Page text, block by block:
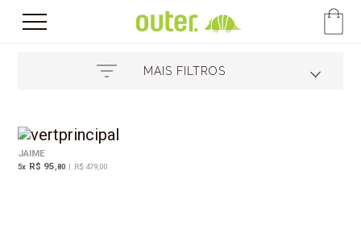
MAIS FILTROS
JAIME
5x R$ 95 ,80 | R$ 479,00